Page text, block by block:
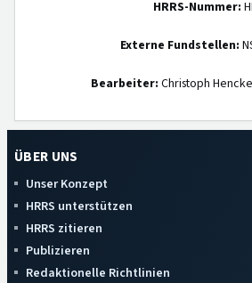
HRRS-Nummer:
Externe Fundstellen:
Bearbeiter: Christoph
ÜBER UNS
Unser Konzept
HRRS unterstützen
HRRS zitieren
Publizieren
Redaktionelle Richtlinien